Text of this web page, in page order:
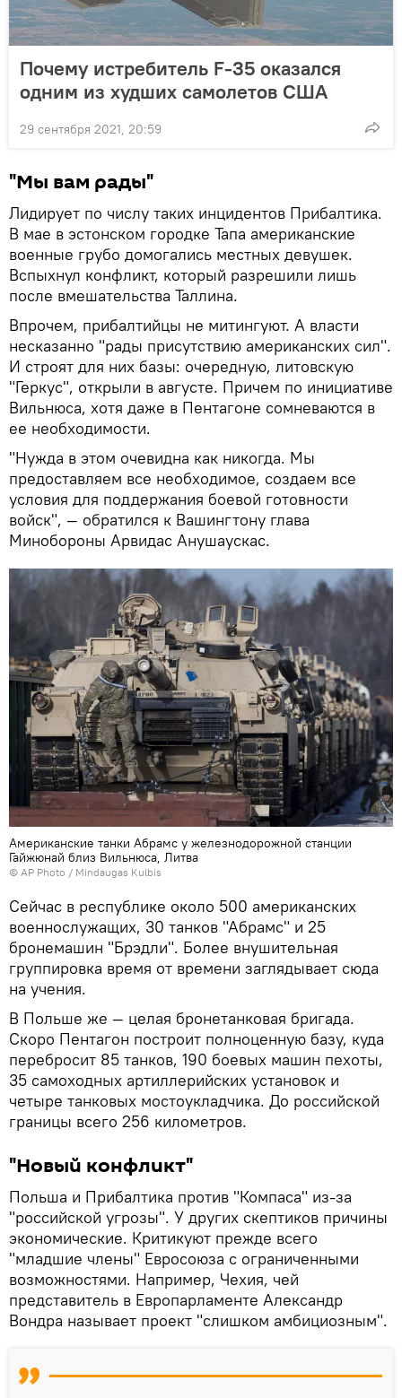
Почему истребитель F-35 оказался
одним из худших самолетов США
29 сентября 2021, 20:59
"Мы вам рады"
Лидирует по числу таких инцидентов Прибалтика.
В мае в эстонском городке Тапа американские
военные грубо домогались местных девушек.
Вспыхнул конфликт, который разрешили лишь
после вмешательства Таллина.
Впрочем, прибалтийцы не митингуют. А власти
несказанно "рады присутствию американских сил".
И строят для них базы: очередную, литовскую
"Геркус", открыли в августе. Причем по инициативе
Вильнюса, хотя даже в Пентагоне сомневаются в
ее необходимости.
"Нужда в этом очевидна как никогда. Мы
предоставляем все необходимое, создаем все
условия для поддержания боевой готовности
войск", — обратился к Вашингтону глава
Минобороны Арвидас Анушаускас.
Американские танки Абрамс у железнодорожной станции
Гайжюнай близ Вильнюса, Литва
© AP Photo / Mindaugas Kulbis
Сейчас в республике около 500 американских
военнослужащих, 30 танков "Абрамс" и 25
бронемашин "Брэдли". Более внушительная
группировка время от времени заглядывает сюда
на учения.
В Польше же — целая бронетанковая бригада.
Скоро Пентагон построит полноценную базу, куда
перебросит 85 танков, 190 боевых машин пехоты,
35 самоходных артиллерийских установок и
четыре танковых мостоукладчика. До российской
границы всего 256 километров.
"Новый конфликт"
Польша и Прибалтика против "Компаса" из-за
"российской угрозы". У других скептиков причины
экономические. Критикуют прежде всего
"младшие члены" Евросоюза с ограниченными
возможностями. Например, Чехия, чей
представитель в Европарламенте Александр
Вондра называет проект "слишком амбициозным".